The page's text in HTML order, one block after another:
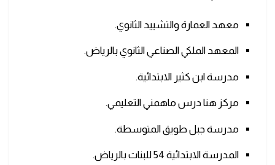
معهد العمارة والتشييد الثانوي.
المعهد الملكي الصناعي الثانوي بالرياض.
مدرسة ابن كثير الابتدائية.
مركز هنا درس ماهمني التعليمي.
مدرسة جبل طويق المتوسطة.
المدرسة الابتدائية 54 للبنات بالرياض.